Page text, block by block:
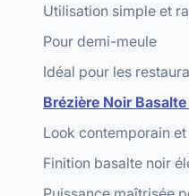
Utilisation simple et
Pour demi-meule
Idéal pour les
Brézière Noir
Look contemporain
Finition basalte noir